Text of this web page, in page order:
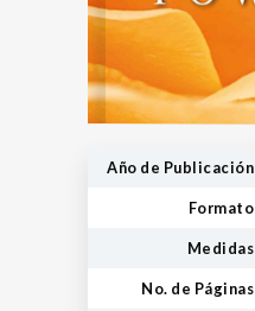
Año de Publicación
Formato
Medidas
No. de Páginas